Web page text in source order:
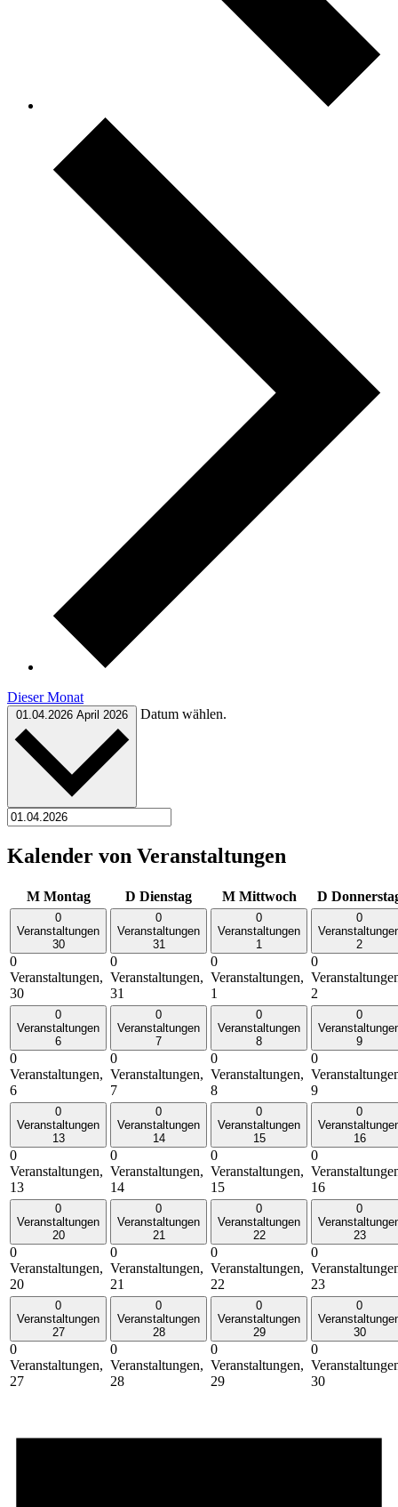
Dieser Monat
01.04.2026 April 2026 Datum wählen.
Kalender von Veranstaltungen
M Montag D Dienstag M Mittwoch D
0
Veranstaltungen
30
0
Veranstaltungen,
30
0
Veranstaltungen
31
0
Veranstaltungen,
31
0
Veranstaltungen
1
0
Veranstaltungen,
1
0
2
0
2
0
Veranstaltungen
6
0
Veranstaltungen,
6
0
Veranstaltungen
7
0
Veranstaltungen,
7
0
Veranstaltungen
8
0
Veranstaltungen,
8
0
9
0
9
0
Veranstaltungen
13
0
Veranstaltungen,
13
0
Veranstaltungen
14
0
Veranstaltungen,
14
0
Veranstaltungen
15
0
Veranstaltungen,
15
0
16
0
16
0
Veranstaltungen
20
0
Veranstaltungen,
20
0
Veranstaltungen
21
0
Veranstaltungen,
21
0
Veranstaltungen
22
0
Veranstaltungen,
22
0
23
0
23
0
Veranstaltungen
27
0
Veranstaltungen,
27
0
Veranstaltungen
28
0
Veranstaltungen,
28
0
Veranstaltungen
29
0
Veranstaltungen,
29
0
30
0
30